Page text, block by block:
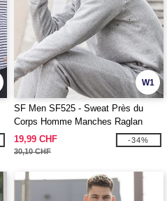
W1
SF Men SF525 - Sweat Près du
Corps Homme Manches Raglan
19,99 CHF
30,10 CHF
-34%